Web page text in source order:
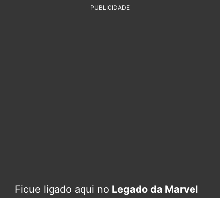
PUBLICIDADE
Fique ligado aqui no Legado da Marvel